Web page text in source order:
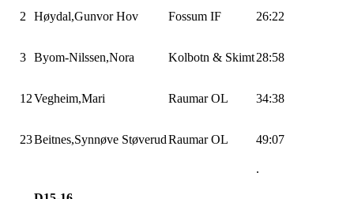
2 Høydal,GunvorHov Fossum IF 26:22
3 Byom-Nilssen,Nora Kolbotn & Skimt28:58
12Vegheim,Mari Raumar OL 34:38
23Beitnes,Synnøve StøverudRaumar OL 49:07
.